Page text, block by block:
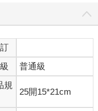
普通級
規
25開15*21cm